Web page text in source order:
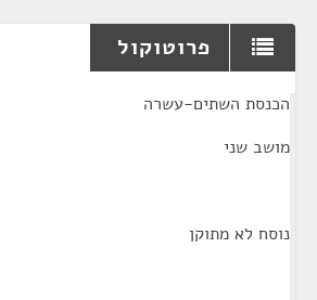
פרוטוקול
הכנסת השתים-עשרה
מושב שני
נוסח לא מתוקן